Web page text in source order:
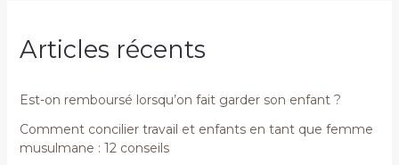
Articles récents
Est-on remboursé lorsqu’on fait garder son enfant ?
Comment concilier travail et enfants en tant que femme
musulmane : 12 conseils